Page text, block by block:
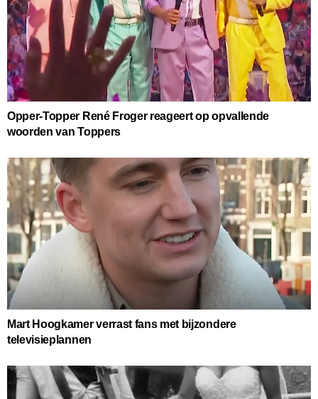
Opper-Topper René Froger reageert op opvallende
woorden van Toppers
Mart Hoogkamer verrast fans met bijzondere
televisieplannen